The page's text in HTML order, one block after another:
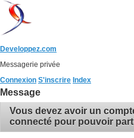
Developpez.com
Messagerie privée
Connexion S'inscrire Index
Message
Vous devez avoir un
connecté pour pouvoir